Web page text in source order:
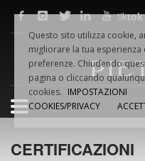
F.LLIPIETRELLISRL
Via Dino VAMPA, 18
61032 Fano (PU) Italia
+39.0721.854495
Fax +39.0721.854954
P.iva 02044740419
tiktok
CERTIFICAZIONI
Questo sito utilizza cookie,
migliorare la tua
preferenze. Chiudendo
pagina o cliccando
cookies. IMPOSTAZIONI
COOKIES/PRIVACY